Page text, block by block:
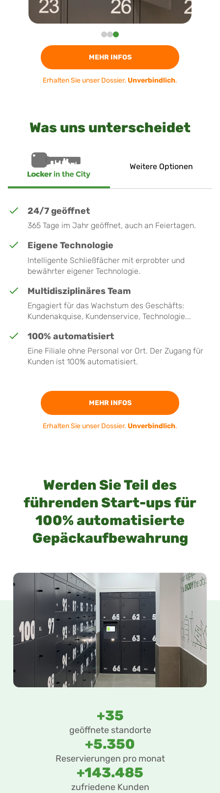
MEHR INFOS
Erhalten Sie unser Dossier. Unverbindlich.
Was uns unterscheidet
Weitere Optionen
24/7 geöffnet
365 Tage im Jahr geöffnet, auch an Feiertagen.
Eigene Technologie
Intelligente Schließfächer mit erprobter und
bewährter eigener Technologie.
Multidisziplinäres Team
Engagiert für das Wachstum des Geschäfts:
Kundenakquise, Kundenservice, Technologie...
100% automatisiert
Eine Filiale ohne Personal vor Ort. Der Zugang für
Kunden ist 100% automatisiert.
MEHR INFOS
Erhalten Sie unser Dossier. Unverbindlich.
Werden Sie Teil des
führenden Start-ups für
100% automatisierte
Gepäckaufbewahrung
+35
geöffnete standorte
+5.350
Reservierungen pro monat
+143.485
zufriedene Kunden